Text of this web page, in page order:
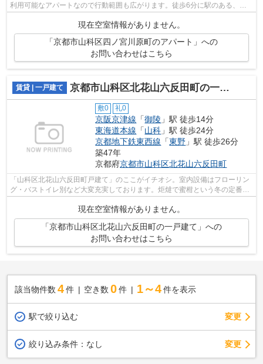
利用可能なアパートなので行動範囲も広がります。徒歩6分に駅のある、ニ
ーズの高い物件です。こちら京都市山科...
現在空室情報がありません。
「京都市山科区四ノ宮川原町のアパート」への
お問い合わせはこちら
賃貸 | 一戸建て 京都市山科区北花山六反田町の一戸建て
敷0 礼0
京阪京津線 「御陵 」駅 徒歩14分
東海道本線 「山科 」駅 徒歩24分
京都地下鉄東西線 「東野 」駅 徒歩26分
築47年
京都府京都市山科区北花山六反田町
「山科区北花山六反田町戸建て」のここがイチオシ。室内設備はフローリン
グ・バストイレ別など大変充実しております。炬燵で蜜柑という冬の定番ス
現在空室情報がありません。
「京都市山科区北花山六反田町の一戸建て」への
お問い合わせはこちら
該当物件数 4件 空き数 0 件 1～4 件を表示
駅で絞り込む 変更
絞り込み条件： なし 変更